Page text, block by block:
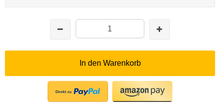
In den Warenkorb